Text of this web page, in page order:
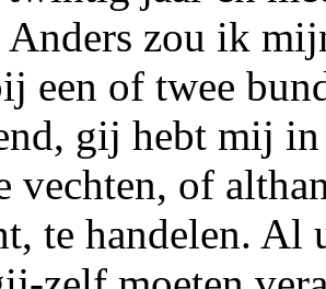
Anders zou ik
een of twee
gij hebt mij
vechten, of
te handelen.